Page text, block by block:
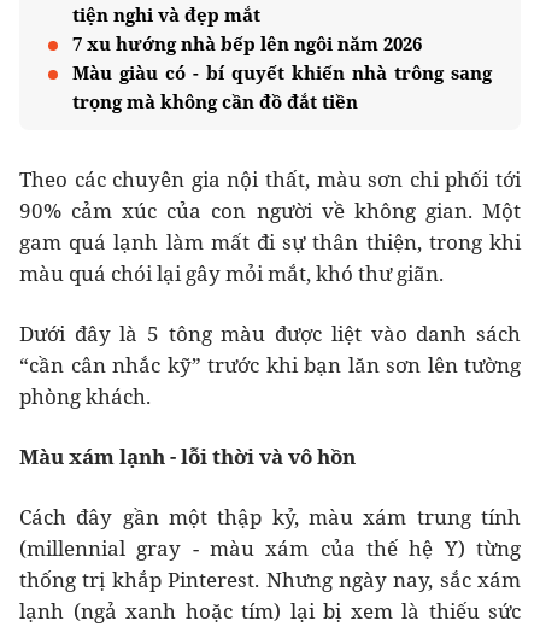
tiện nghi và đẹp mắt
7 xu hướng nhà bếp lên ngôi năm 2026
Màu giàu có - bí quyết khiến nhà trông sang
trọng mà không cần đồ đắt tiền
Theo các chuyên gia nội thất, màu sơn chi phối tới
90% cảm xúc của con người về không gian. Một
gam quá lạnh làm mất đi sự thân thiện, trong khi
màu quá chói lại gây mỏi mắt, khó thư giãn.
Dưới đây là 5 tông màu được liệt vào danh sách
“cần cân nhắc kỹ” trước khi bạn lăn sơn lên tường
phòng khách.
Màu xám lạnh - lỗi thời và vô hồn
Cách đây gần một thập kỷ, màu xám trung tính
(millennial gray - màu xám của thế hệ Y) từng
thống trị khắp Pinterest. Nhưng ngày nay, sắc xám
lạnh (ngả xanh hoặc tím) lại bị xem là thiếu sức